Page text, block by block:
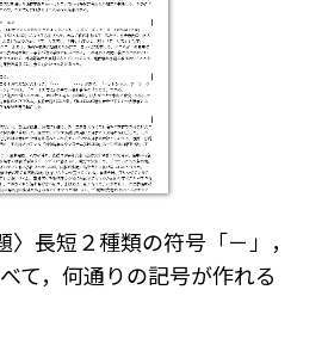
〉長短２種類の符号「－」，
て，何通りの記号が作れる